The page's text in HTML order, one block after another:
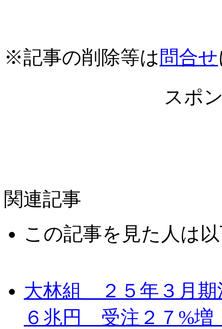
※記事の削除等は 問合せ
スポ
関連記事
この記事を見た人は
大林組 ２５年３月
６兆円 受注２７%